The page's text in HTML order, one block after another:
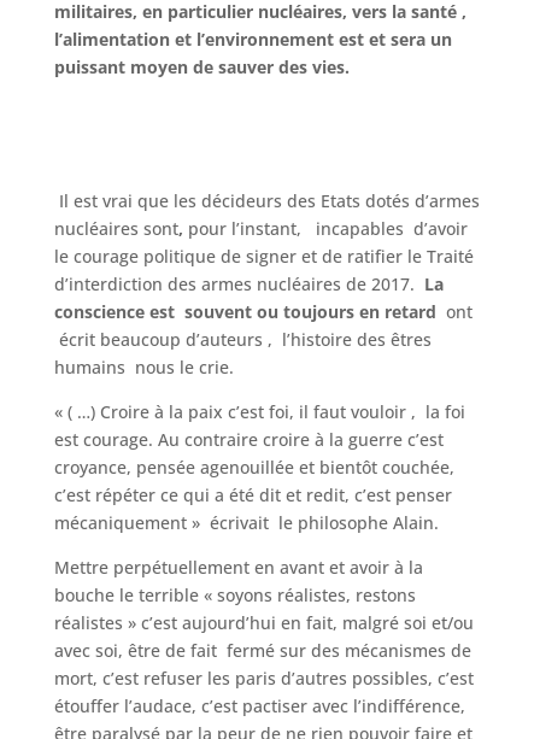
militaires, en particulier nucléaires, vers la santé ,
l’alimentation et l’environnement est et sera un
puissant moyen de sauver des vies.
Il est vrai que les décideurs des Etats dotés d’armes
nucléaires sont, pour l’instant,
incapables d’avoir
le courage politique de signer et de ratifier le Traité
d’interdiction des armes nucléaires de 2017. La
conscience est souvent ou toujours en retard ont
écrit beaucoup d’auteurs , l’histoire des êtres
humains nous le crie.
« ( …) Croire à la paix c’est foi, il faut vouloir , la foi
est courage. Au contraire croire à la guerre c’est
croyance, pensée agenouillée et bientôt couchée,
c’est répéter ce qui a été dit et redit, c’est penser
mécaniquement » écrivait le philosophe Alain.
Mettre perpétuellement en avant et avoir à la
bouche le terrible « soyons réalistes, restons
réalistes » c’est aujourd’hui en fait, malgré soi et/ou
avec soi, être de fait fermé sur des mécanismes de
mort, c’est refuser les paris d’autres possibles, c’est
étouffer l’audace, c’est pactiser avec l’indifférence,
être paralysé par la peur de ne rien pouvoir faire et